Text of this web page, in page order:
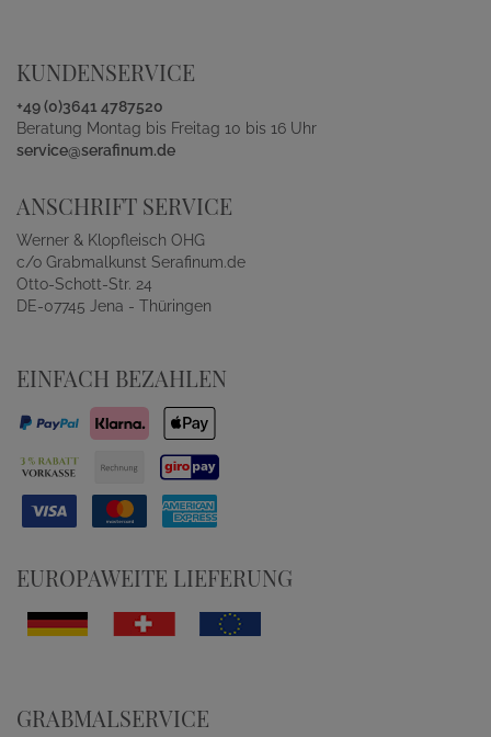
KUNDENSERVICE
+49 (0)3641 4787520
Beratung Montag bis Freitag 10 bis 16 Uhr
service@serafinum.de
ANSCHRIFT SERVICE
Werner & Klopfleisch OHG
c/o Grabmalkunst Serafinum.de
Otto-Schott-Str. 24
DE-07745 Jena - Thüringen
EINFACH BEZAHLEN
EUROPAWEITE LIEFERUNG
GRABMALSERVICE